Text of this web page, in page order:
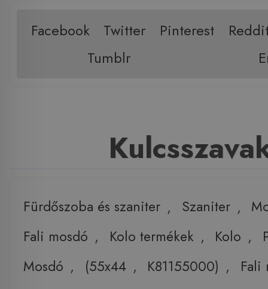
Facebook Twitter Pinterest
Tumblr
Fürdőszoba és szaniter , Szaniter ,
Fali mosdó , Kolo termékek , Kolo ,
Mosdó , (55x44 , K81155000) ,
Fali